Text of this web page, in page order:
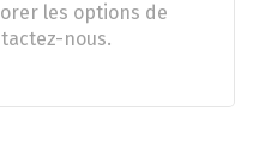
les options de
nous.